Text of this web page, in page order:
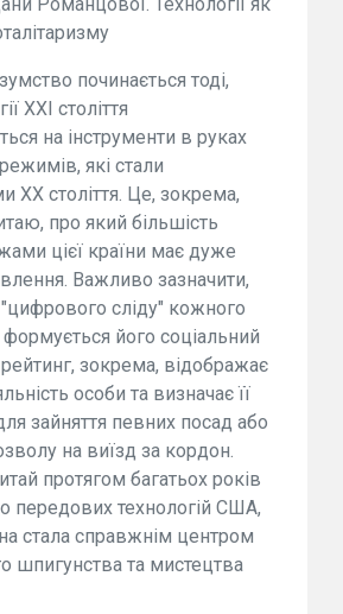
починається тоді,
XXI століття
на інструменти в руках
які стали
XX століття. Це, зокрема,
про який більшість
цієї країни має дуже
Важливо зазначити,
сліду" кожного
його соціальний
зокрема, відображає
особи та визначає її
зайняття певних посад або
на виїзд за кордон.
протягом багатьох років
передових технологій США,
стала справжнім центром
шпигунства та мистецтва